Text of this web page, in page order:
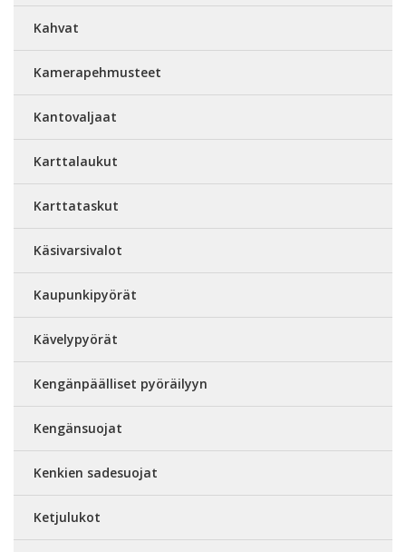
Kahvat
Kamerapehmusteet
Kantovaljaat
Karttalaukut
Karttataskut
Käsivarsivalot
Kaupunkipyörät
Kävelypyörät
Kengänpäälliset pyöräilyyn
Kengänsuojat
Kenkien sadesuojat
Ketjulukot